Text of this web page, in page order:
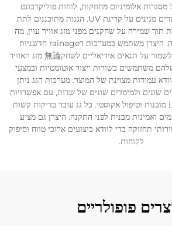
מסגרות אלומיניום מחוזקות, לוחות פוליקרבונט
עמידים להשפעות, וקוטרים מגינים על קרינת UV. הגגות מתוכננים לתת
תוך שמירה על שחקנים מפני מזג אוויר עוין, מה
שאומר משחק כל השנה. היצרן משתמש במערכות דrainage חדשניות
ובפתרונות התעמלות כדי לשמור על תנאים אידיאליים לשחק無論 מזג האוויר
משתמשים בשורות ייצור אוטומטיות ובמצעי
עמידות מצוינת של המוצר. מערכות הגג ניתן
שונים ולמימדים שונים של שדות, עם אפשרויות
כמו מערכות תאורה LED מובנות וטיפול אקוסטי. כל גג עובר בדיקות קשות
ואמינות מבנית לפני התקנה. היצרן גם מציע
תחזוקה כדי לוודא ביצועים ארוכי טווח וסיפוק
לקוחות.
פופולריים